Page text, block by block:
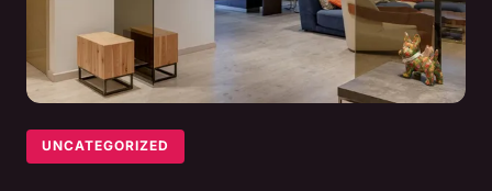
UNCATEGORIZED